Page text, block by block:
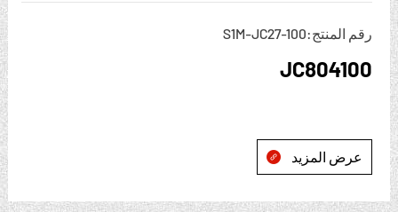
رقم المنتج:S1M-JC27-100
JC804100
عرض المزيد 